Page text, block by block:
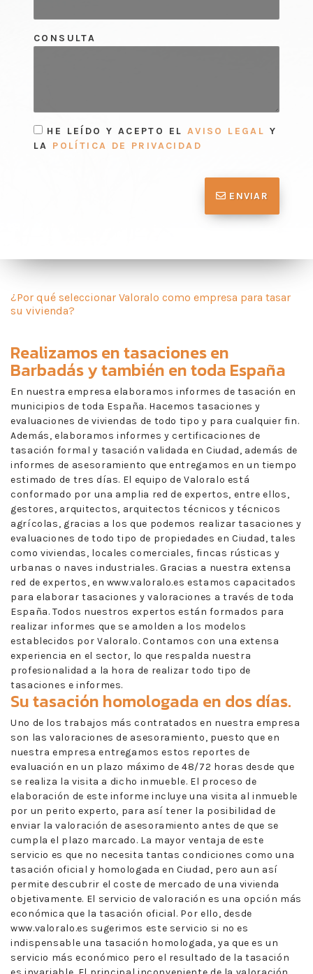
CONSULTA
HE LEÍDO Y ACEPTO EL AVISO LEGAL Y
LA POLÍTICA DE PRIVACIDAD
ENVIAR
¿Por qué seleccionar Valoralo como empresa para tasar
su vivienda?
Realizamos entasaciones en
Barbadásy también en toda España
En nuestra empresa elaboramos informes de tasación en
municipios de toda España. Hacemos tasaciones y
evaluaciones de viviendas de todo tipo y para cualquier fin.
Además, elaboramos informes y certificaciones de
tasación formal y tasación validada en Ciudad, además de
informes de asesoramiento que entregamos en un tiempo
estimado de tres días. El equipo de Valoralo está
conformado por una amplia red de expertos, entre ellos,
gestores, arquitectos, arquitectos técnicos y técnicos
agrícolas, gracias a los que podemos realizar tasaciones y
evaluaciones de todo tipo de propiedades en Ciudad, tales
como viviendas, locales comerciales, fincas rústicas y
urbanas o naves industriales. Gracias a nuestra extensa
red de expertos, en www.valoralo.es estamos capacitados
para elaborar tasaciones y valoraciones a través de toda
España. Todos nuestros expertos están formados para
realizar informes que se amolden a los modelos
establecidos por Valoralo. Contamos con una extensa
experiencia en el sector, lo que respalda nuestra
profesionalidad a la hora de realizar todo tipo de
tasaciones e informes.
Su tasación homologada en dos días.
Uno de los trabajos más contratados en nuestra empresa
son las valoraciones de asesoramiento, puesto que en
nuestra empresa entregamos estos reportes de
evaluación en un plazo máximo de 48/72 horas desde que
se realiza la visita a dicho inmueble. El proceso de
elaboración de este informe incluye una visita al inmueble
por un perito experto, para así tener la posibilidad de
enviar la valoración de asesoramiento antes de que se
cumpla el plazo marcado. La mayor ventaja de este
servicio es que no necesita tantas condiciones como una
tasación oficial y homologada en Ciudad, pero aun así
permite descubrir el coste de mercado de una vivienda
objetivamente. El servicio de valoración es una opción más
económica que la tasación oficial. Por ello, desde
www.valoralo.es sugerimos este servicio si no es
indispensable una tasación homologada, ya que es un
servicio más económico pero el resultado de la tasación